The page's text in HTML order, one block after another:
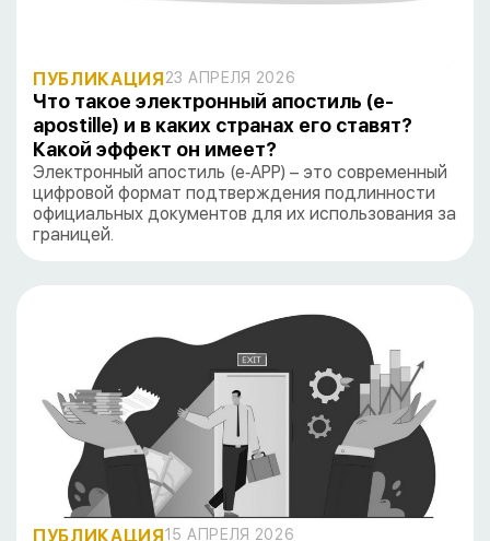
ПУБЛИКАЦИЯ 23 АПРЕЛЯ 2026
Что такое электронный апостиль (e-
apostille) и в каких странах его ставят?
Какой эффект он имеет?
Электронный апостиль (e‑APP) – это современный
цифровой формат подтверждения подлинности
официальных документов для их использования за
границей.
ПУБЛИКАЦИЯ15 АПРЕЛЯ 2026